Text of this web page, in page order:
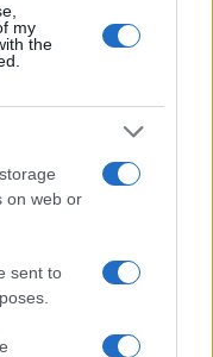
my
the
on web or
sent to
due cifre per greggio
Prezzo